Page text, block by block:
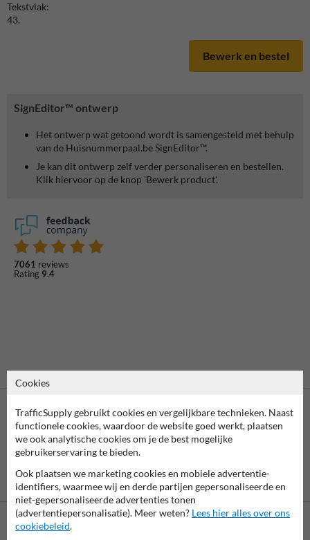
SignEditor™ ontwerp
Het ontwerp wat getoond wordt is samengesteld met behulp
van de Huisnummerpaal.be SignEditor™.
Je kan dit ontwerp zelf verder personaliseren en bestellen.
Klik hiervoor op de knop 'Bewerk product'.
7061 reviews
Rating 9.4
Tekstvlak:
43.
Bewerk en bestel
Vooruitbetaling
per bank
Betaling achteraf
is mogelijk
Cookies
TrafficSupply gebruikt cookies en vergelijkbare technieken. Naast
functionele cookies, waardoor de website goed werkt, plaatsen
we ook analytische cookies om je de best mogelijke
gebruikerservaring te bieden.
Ook plaatsen we marketing cookies en mobiele advertentie-
identifiers, waarmee wij en derde partijen gepersonaliseerde en
niet-gepersonaliseerde advertenties tonen
(advertentiepersonalisatie). Meer weten? Lees hier alles over ons
cookiebeleid.